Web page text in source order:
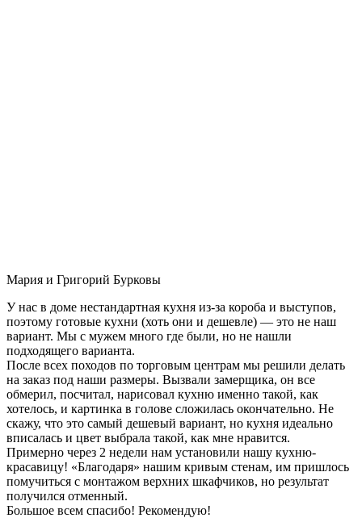
Мария и Григорий Бурковы
У нас в доме нестандартная кухня из-за короба и выступов,
поэтому готовые кухни (хоть они и дешевле) — это не наш
вариант. Мы с мужем много где были, но не нашли
подходящего варианта.
После всех походов по торговым центрам мы решили делать
на заказ под наши размеры. Вызвали замерщика, он все
обмерил, посчитал, нарисовал кухню именно такой, как
хотелось, и картинка в голове сложилась окончательно. Не
скажу, что это самый дешевый вариант, но кухня идеально
вписалась и цвет выбрала такой, как мне нравится.
Примерно через 2 недели нам установили нашу кухню-
красавицу! «Благодаря» нашим кривым стенам, им пришлось
помучиться с монтажом верхних шкафчиков, но результат
получился отменный.
Большое всем спасибо! Рекомендую!